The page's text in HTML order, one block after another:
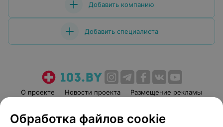
Добавить компанию
Добавить специалиста
О проекте Новости проекта
Размещение рекламы
Пользовательское соглашение
Способы оплаты
Обработка файлов cookie